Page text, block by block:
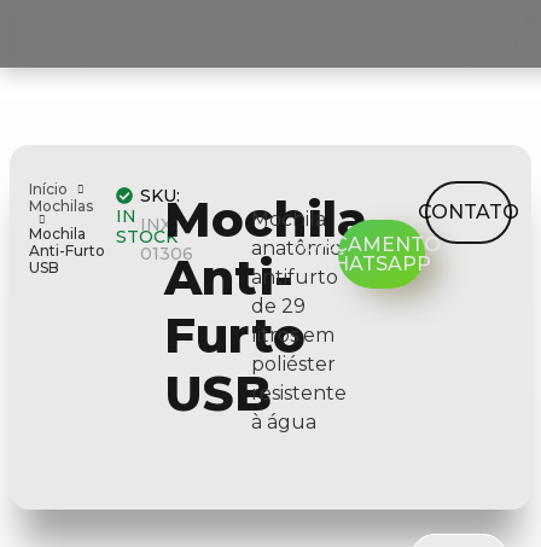
Início
Mochilas
Mochila
Anti-Furto
USB
IN
STOCK
SKU:
INX-
01306
Mochila
Anti-
Furto
USB
Mochila
anatômica
antifurto
de 29
litros em
poliéster
resistente
à água
ORÇAMENTO
WHATSAPP
CONTATO